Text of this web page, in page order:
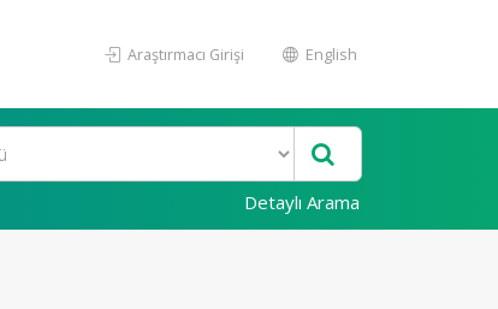
Araştırmacı Girişi English
Detaylı Arama